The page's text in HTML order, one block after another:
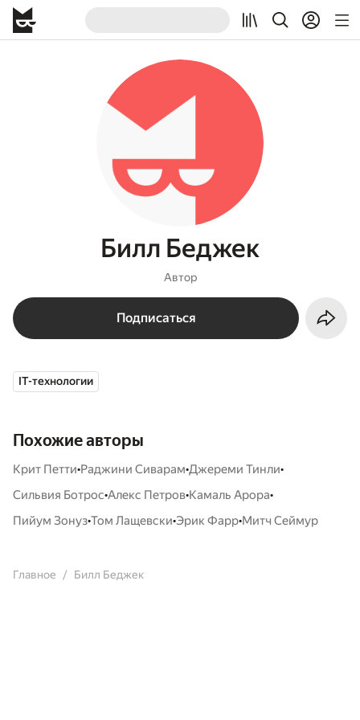
Билл Беджек
Автор
Подписаться
IT-технологии
Похожие авторы
Крит Петти•Раджини Сиварам•Джереми Тинли•
Сильвия Ботрос•Алекс Петров•Камаль Арора•
Пийум Зонуз•Том Лащевски•Эрик Фарр•Митч Сеймур
Главное Билл Беджек